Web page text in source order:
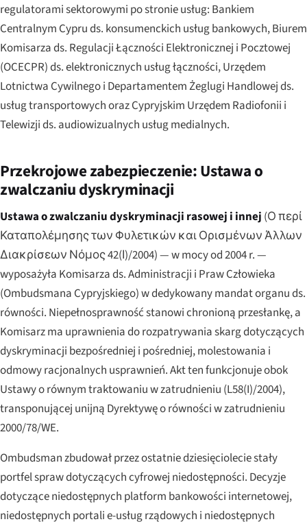
regulatorami sektorowymi po stronie usług: Bankiem
Centralnym Cypru ds. konsumenckich usług bankowych, Biurem
Komisarza ds. Regulacji Łączności Elektronicznej i Pocztowej
(OCECPR) ds. elektronicznych usług łączności, Urzędem
Lotnictwa Cywilnego i Departamentem Żeglugi Handlowej ds.
usług transportowych oraz Cypryjskim Urzędem Radiofonii i
Telewizji ds. audiowizualnych usług medialnych.
Przekrojowe zabezpieczenie: Ustawa o
zwalczaniu dyskryminacji
Ustawa o zwalczaniu dyskryminacji rasowej i innej (Ο περί
Καταπολέμησης των Φυλετικών και Ορισμένων Άλλων
Διακρίσεων Νόμος 42(Ι)/2004) — w mocy od 2004 r. —
wyposażyła Komisarza ds. Administracji i Praw Człowieka
(Ombudsmana Cypryjskiego) w dedykowany mandat organu ds.
równości. Niepełnosprawność stanowi chronioną przesłankę, a
Komisarz ma uprawnienia do rozpatrywania skarg dotyczących
dyskryminacji bezpośredniej i pośredniej, molestowania i
odmowy racjonalnych usprawnień. Akt ten funkcjonuje obok
Ustawy o równym traktowaniu w zatrudnieniu (L58(I)/2004),
transponującej unijną Dyrektywę o równości w zatrudnieniu
2000/78/WE.
Ombudsman zbudował przez ostatnie dziesięciolecie stały
portfel spraw dotyczących cyfrowej niedostępności. Decyzje
dotyczące niedostępnych platform bankowości internetowej,
niedostępnych portali e-usług rządowych i niedostępnych